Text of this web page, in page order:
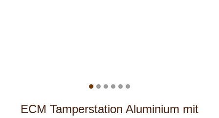
ECM Tamperstation Aluminium mit